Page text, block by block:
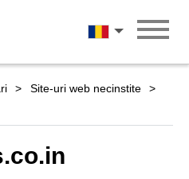
Română
Site-uri web necinstite